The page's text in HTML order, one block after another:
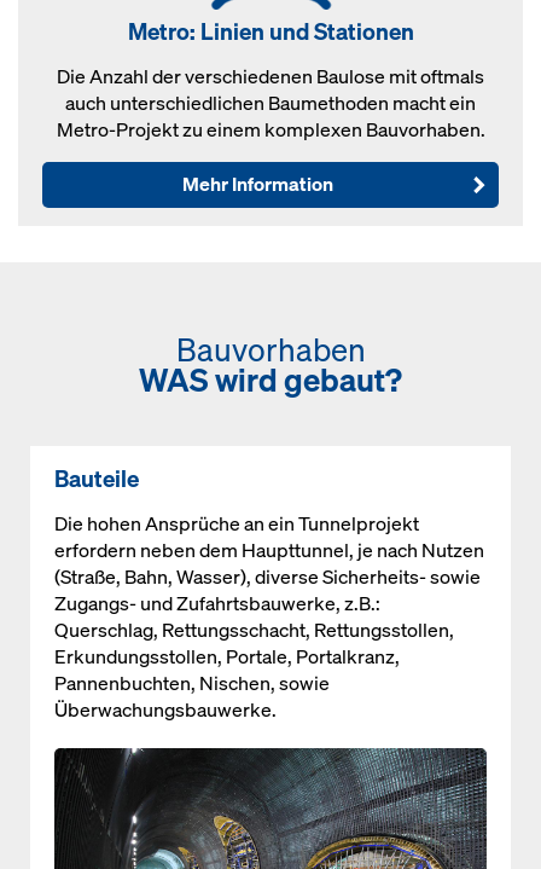
Metro: Linien und Stationen
Die Anzahl der verschiedenen Baulose mit oftmals
auch unterschiedlichen Baumethoden macht ein
Metro-Projekt zu einem komplexen Bauvorhaben.
Mehr Information
Bauvorhaben
WAS wird gebaut?
Bauteile
Die hohen Ansprüche an ein Tunnelprojekt
erfordern neben dem Haupttunnel, je nach Nutzen
(Straße, Bahn, Wasser), diverse Sicherheits- sowie
Zugangs- und Zufahrtsbauwerke, z.B.:
Querschlag, Rettungsschacht, Rettungsstollen,
Erkundungsstollen, Portale, Portalkranz,
Pannenbuchten, Nischen, sowie
Überwachungsbauwerke.
Open